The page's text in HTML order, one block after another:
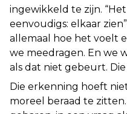
ingewikkeld te zijn. “
eenvoudigs: elkaar zien
allemaal hoe het voelt
we meedragen. En we
als dat niet gebeurt.
Die erkenning hoeft
moreel beraad te